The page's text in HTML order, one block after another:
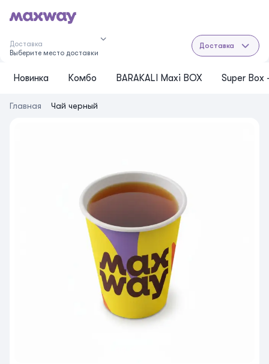
Доставка
Выберите место доставки
Доставка
Новинка Комбо BARAKALI Maxi BOX Super
Главная Чай черный